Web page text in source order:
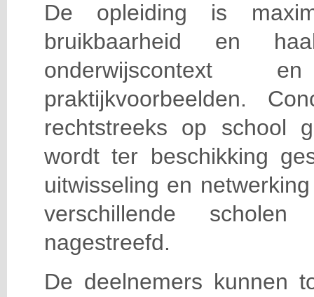
De opleiding is
bruikbaarheid en
praktijkvoorbeelden.
rechtstreeks op school
wordt ter beschikking
uitwisseling en
verschillende scholen
nagestreefd.
De deelnemers kunnen